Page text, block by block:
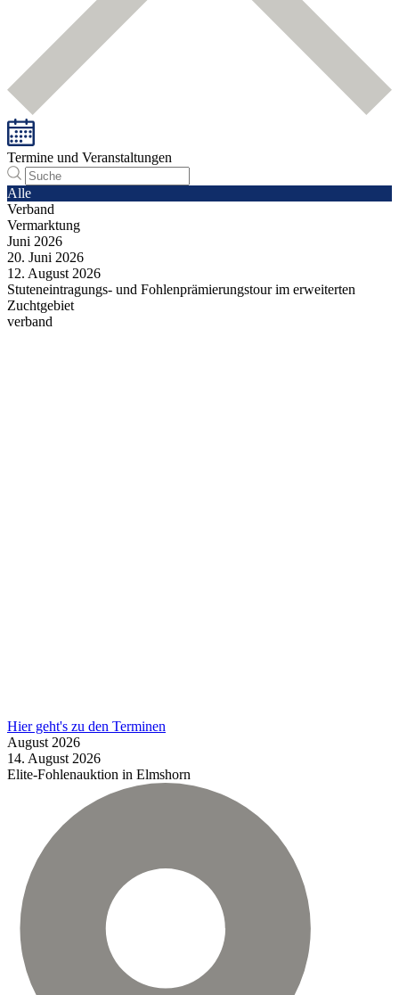
Termine und Veranstaltungen
Alle
Verband
Vermarktung
Juni 2026
20. Juni 2026
12. August 2026
Stuteneintragungs- und Fohlenprämierungstour im erweiterten
Zuchtgebiet
verband
Hier geht's zu den Terminen
August 2026
14. August 2026
Elite-Fohlenauktion in Elmshorn